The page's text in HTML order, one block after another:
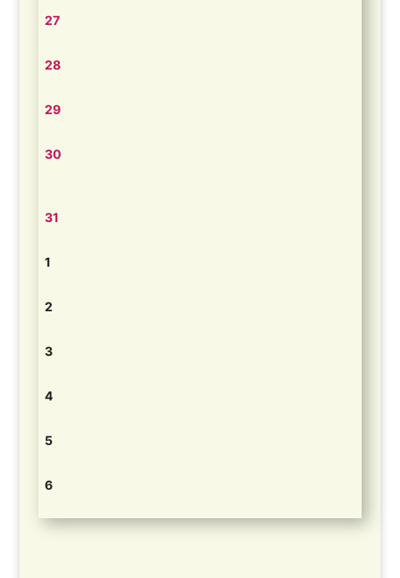
27
28
29
30
31
1
2
3
4
5
6